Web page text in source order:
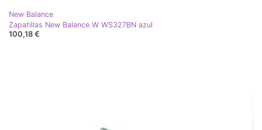
New Balance
Zapatillas New Balance W WS327BN azul
100,18 €